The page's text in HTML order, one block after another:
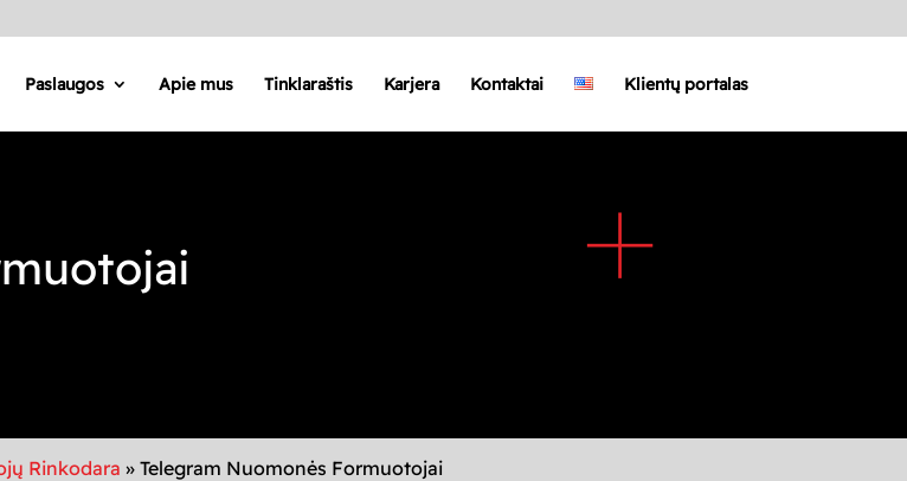
Paslaugos Apie mus Tinklaraštis Karjera Kontaktai Klientų portalas
Rinkodara »Telegram Nuomonės Formuotojai